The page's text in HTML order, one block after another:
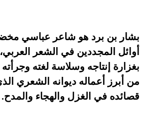
بشار بن برد هو شاعر عباسي
أوائل المجددين في الشعر
بغزارة إنتاجه وسلاسة لغته وجرأته
من أبرز أعماله ديوانه الشعري
قصائده في الغزل والهجاء والمدح.